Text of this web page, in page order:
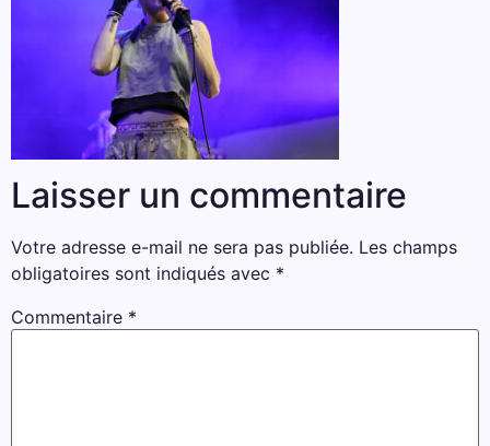
Laisser un commentaire
Votre adresse e-mail ne sera pas publiée. Les champs
obligatoires sont indiqués avec *
Commentaire *